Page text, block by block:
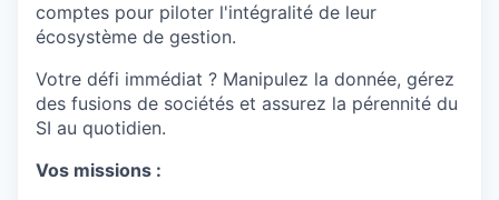
comptes pour piloter l'intégralité de leur
écosystème de gestion.
Votre défi immédiat ? Manipulez la donnée, gérez
des fusions de sociétés et assurez la pérennité du
SI au quotidien.
Vos missions :